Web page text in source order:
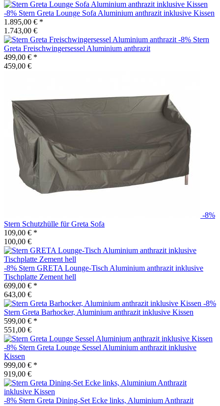
-8% Stern Greta Lounge Sofa Aluminium anthrazit inklusive Kissen
1.895,00 € *
1.743,00 €
-8% Stern
Greta Freischwingersessel Aluminium anthrazit
499,00 € *
459,00 €
-8%
Stern Schutzhülle für Greta Sofa
109,00 € *
100,00 €
-8% Stern GRETA Lounge-Tisch Aluminium anthrazit inklusive
Tischplatte Zement hell
699,00 € *
643,00 €
-8%
Stern Greta Barhocker, Aluminium anthrazit inklusive Kissen
599,00 € *
551,00 €
-8% Stern Greta Lounge Sessel Aluminium anthrazit inklusive
Kissen
999,00 € *
919,00 €
-8% Stern Greta Dining-Set Ecke links, Aluminium Anthrazit